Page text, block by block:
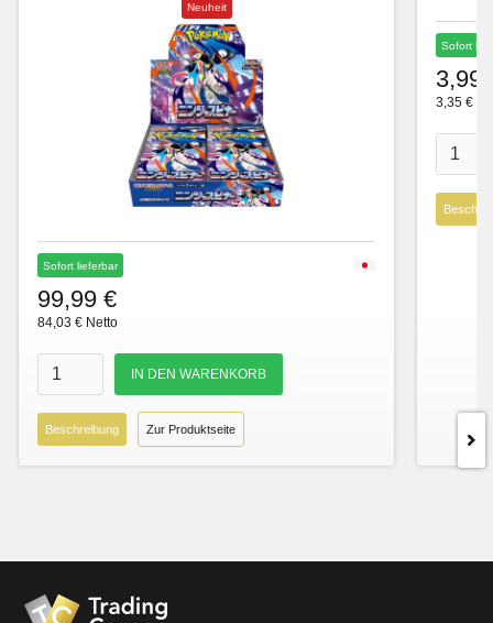
Neuheit
Sofort lieferbar
99,99 €
84,03 € Netto
Beschreibung Zur Produktseite
Sofort
3,99
3,35 €